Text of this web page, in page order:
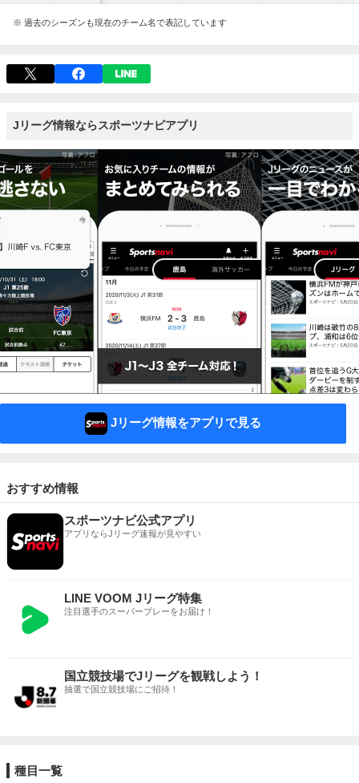
※ 過去のシーズンも現在のチーム名で表記しています
Jリーグ情報ならスポーツナビアプリ
Jリーグ情報をアプリで見る
おすすめ情報
スポーツナビ公式アプリ
アプリならJリーグ速報が見やすい
LINE VOOM Jリーグ特集
注目選手のスーパープレーをお届け！
国立競技場でJリーグを観戦しよう！
抽選で国立競技場にご招待！
種目一覧